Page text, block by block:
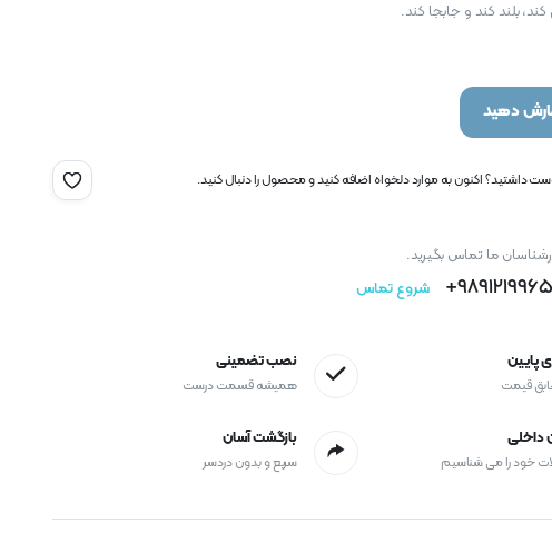
بلند کند و جابجا کند.
دهید
داشتید؟ اکنون به موارد دلخواه اضافه کنید و محصول را دنبال کنید.
ما تماس بگیرید.
شروع تماس
پایین
قیمت
نصب تضمینی
همیشه قسمت درست
داخلی
خود را می شناسیم
بازگشت آسان
سریع و بدون دردسر